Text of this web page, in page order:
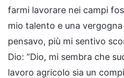
farmi lavorare nei campi
mio talento e una vergogna
pensavo, più mi sentivo
Dio: “Dio, mi sembra che
lavoro agricolo sia un